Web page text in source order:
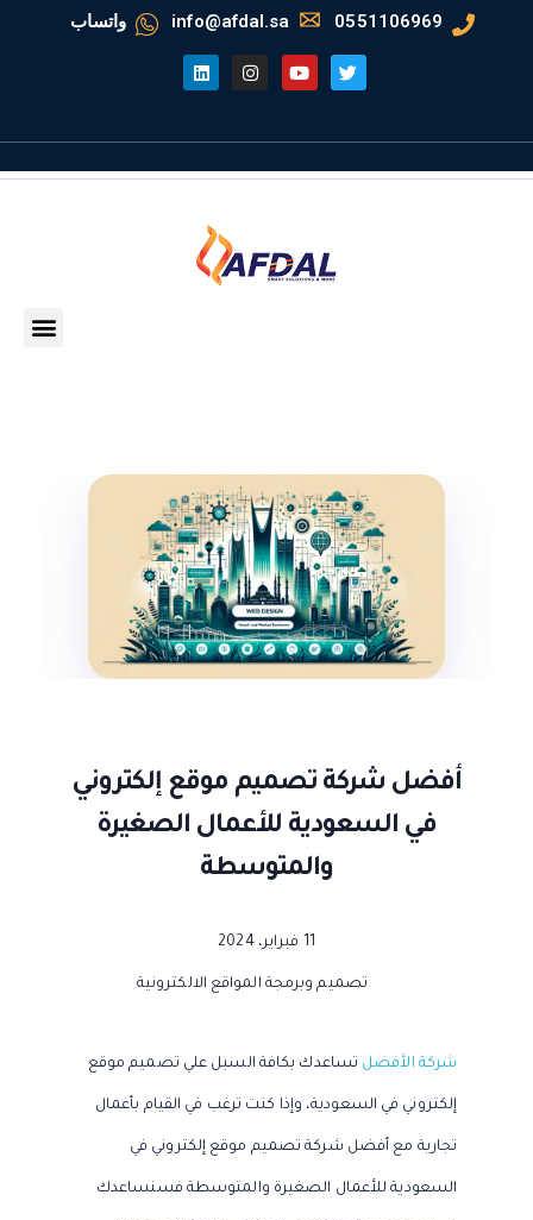
0551106969
info@afdal.sa واتساب
أفضل شركة تصميم موقع إلكتروني
في السعودية للأعمال الصغيرة
والمتوسطة
11 فبراير، 2024
تصميم وبرمجة المواقع الالكترونية
شركة الأفضل تساعدك بكافة السبل علي تصميم موقع
إلكتروني في السعودية، وإذا كنت ترغب في القيام بأعمال
تجارية مع أفضل شركة تصميم موقع إلكتروني في
السعودية للأعمال الصغيرة والمتوسطة فسنساعدك